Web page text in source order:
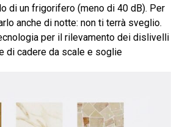
di un frigorifero (meno di 40 dB). Per
anche di notte: non ti terrà sveglio.
per il rilevamento dei dislivelli
di cadere da scale e soglie